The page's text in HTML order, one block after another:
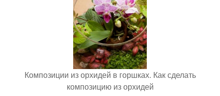
Композиции из орхидей в горшках. Как сделать
композицию из орхидей